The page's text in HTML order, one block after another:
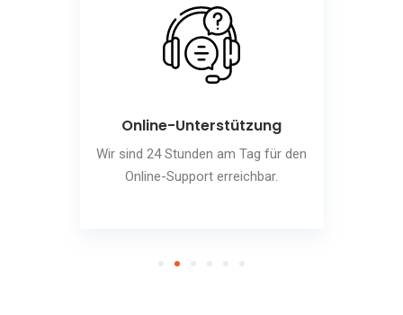
Online-Unterstützung
Wir sind 24 Stunden am Tag für den
Online-Support erreichbar.